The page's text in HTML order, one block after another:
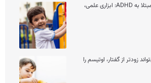
ارزیابی مشارکت کودکان مبتلا به ADHD: ابزاری علمی،
زودتر از گفتار، اوتیسم را